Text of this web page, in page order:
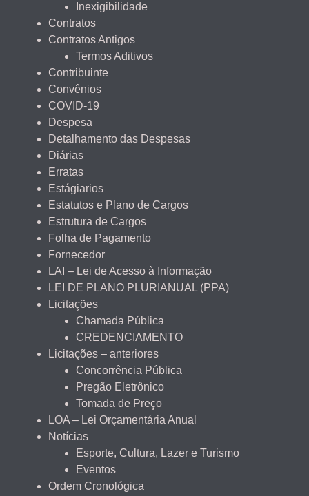
Inexigibilidade
Contratos
Contratos Antigos
Termos Aditivos
Contribuinte
Convênios
COVID-19
Despesa
Detalhamento das Despesas
Diárias
Erratas
Estágiarios
Estatutos e Plano de Cargos
Estrutura de Cargos
Folha de Pagamento
Fornecedor
LAI – Lei de Acesso à Informação
LEI DE PLANO PLURIANUAL (PPA)
Licitações
Chamada Pública
CREDENCIAMENTO
Licitações – anteriores
Concorrência Pública
Pregão Eletrônico
Tomada de Preço
LOA – Lei Orçamentária Anual
Notícias
Esporte, Cultura, Lazer e Turismo
Eventos
Ordem Cronológica